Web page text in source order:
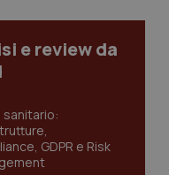
e review da
sanitario:
GDPR e Risk